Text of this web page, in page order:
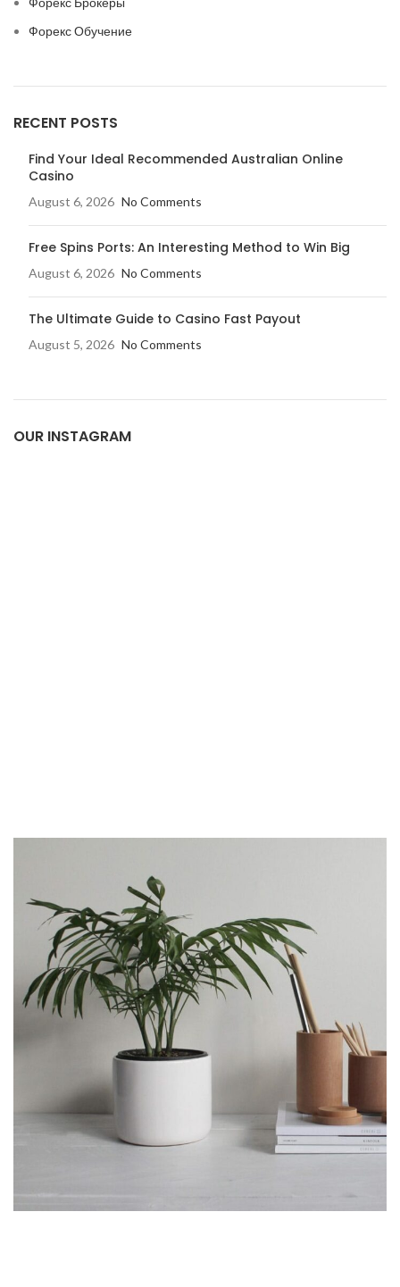
Форекс Обучение
RECENT POSTS
Find Your Ideal Recommended Australian Online
Casino
August 6, 2026 No Comments
Free Spins Ports: An Interesting Method to Win Big
August 6, 2026 No Comments
The Ultimate Guide to Casino Fast Payout
August 5, 2026 No Comments
OUR INSTAGRAM